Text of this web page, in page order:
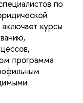
по
включает курсы
программа